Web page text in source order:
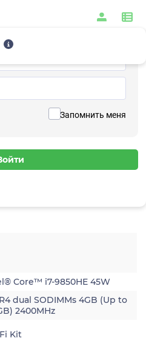
Запомнить меня
приборы и автоматика /
/ Измерительные устройства /
Core™ i7-9850HE 45W
dual SODIMMs 4GB (Up to
2400MHz
Kit